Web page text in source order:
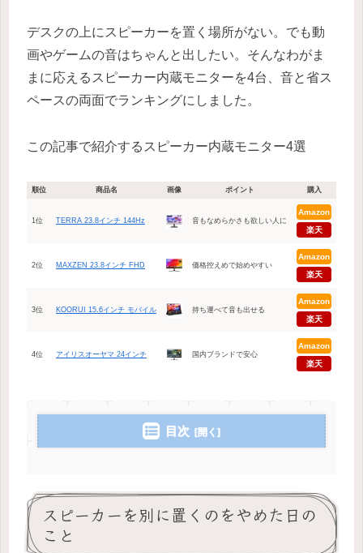
デスクの上にスピーカーを置く場所がない。でも動
画やゲームの音はちゃんと出したい。そんなわがま
まに応えるスピーカー内蔵モニターを4台、音と省ス
ペースの両面でランキングにしました。
この記事で紹介するスピーカー内蔵モニター4選
順位 商品名 画像 ポイント 購入
1位 TERRA 23.8インチ 144Hz 音もなめらかさも欲しい人に
Amazon
楽天
2位 MAXZEN 23.8インチ FHD 価格控えめで始めやすい
Amazon
楽天
3位 KOORUI 15.6インチ モバイル 持ち運べて音も出せる
Amazon
楽天
4位 アイリスオーヤマ 24インチ 国内ブランドで安心
Amazon
楽天
目次
スピーカーを別に置くのをやめた日の
こと